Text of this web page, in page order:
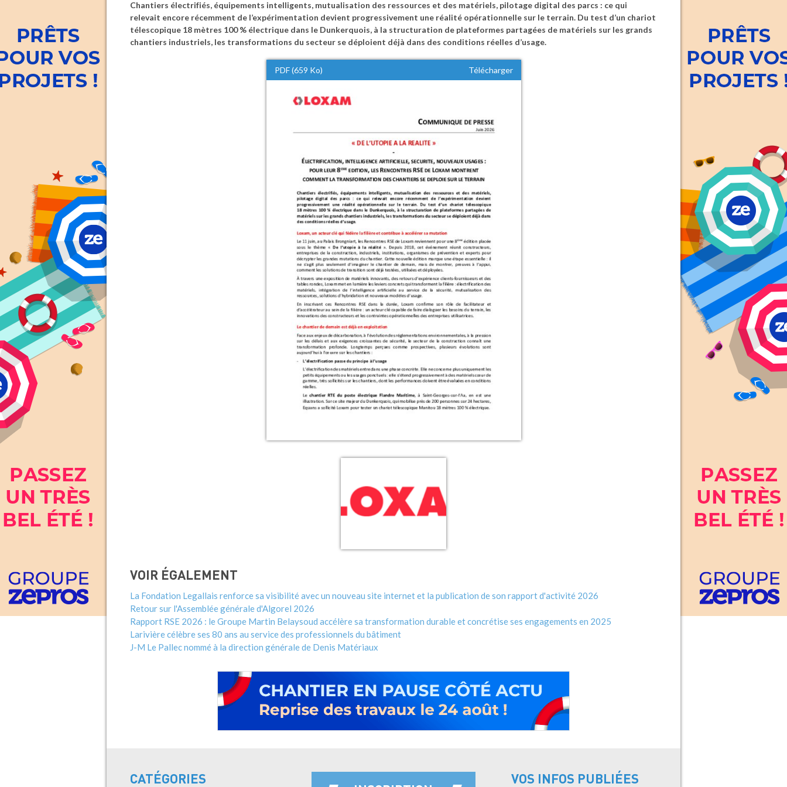
Chantiers électrifiés, équipements intelligents, mutualisation des ressources et des matériels, pilotage digital des parcs : ce qui
relevait encore récemment de l’expérimentation devient progressivement une réalité opérationnelle sur le terrain. Du test d’un chariot
télescopique 18 mètres 100 % électrique dans le Dunkerquois, à la structuration de plateformes partagées de matériels sur les grands
chantiers industriels, les transformations du secteur se déploient déjà dans des conditions réelles d’usage.
PDF (659 Ko) Télécharger
VOIR ÉGALEMENT
La Fondation Legallais renforce sa visibilité avec un nouveau site internet et la publication de son rapport d'activité 2026
Retour sur l'Assemblée générale d'Algorel 2026
Rapport RSE 2026 : le Groupe Martin Belaysoud accélère sa transformation durable et concrétise ses engagements en 2025
Larivière célèbre ses 80 ans au service des professionnels du bâtiment
J-M Le Pallec nommé à la direction générale de Denis Matériaux
CATÉGORIES
VOS INFOS PUBLIÉES